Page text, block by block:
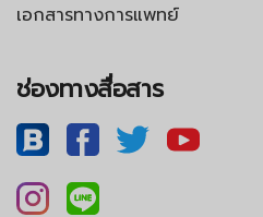
เอกสารทางการแพทย์
ช่องทางสื่อสาร